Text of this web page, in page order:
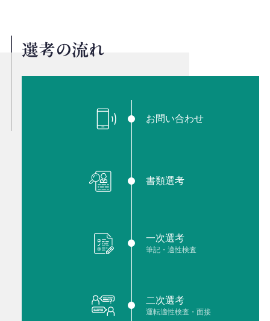
選考の流れ
お問い合わせ
書類選考
一次選考
筆記・適性検査
二次選考
運転適性検査・面接